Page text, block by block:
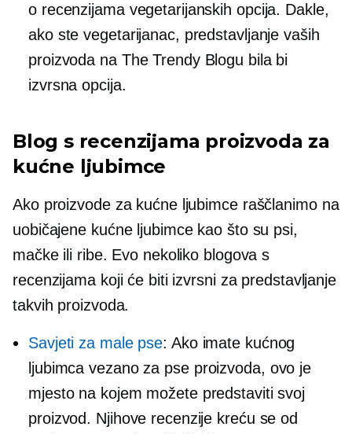
o recenzijama vegetarijanskih opcija. Dakle,
ako ste vegetarijanac, predstavljanje vaših
proizvoda na The Trendy Blogu bila bi
izvrsna opcija.
Blog s recenzijama proizvoda za
kućne ljubimce
Ako proizvode za kućne ljubimce raščlanimo na
uobičajene kućne ljubimce kao što su psi,
mačke ili ribe. Evo nekoliko blogova s ​​
recenzijama koji će biti izvrsni za predstavljanje
takvih proizvoda.
Savjeti za male pse: Ako imate kućnog
ljubimcavezano za pseproizvoda, ovo je
mjesto na kojem možete predstaviti svoj
proizvod. Njihove recenzije kreću se od